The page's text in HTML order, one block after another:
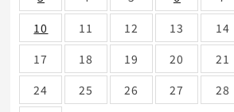
10
11 12 13 14
17
18 19 20 21
24
25 26 27 28